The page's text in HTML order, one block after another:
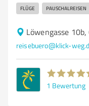
FLÜGE PAUSCHALREISEN
Löwengasse
reisebuero@klick-
1 Bewertung